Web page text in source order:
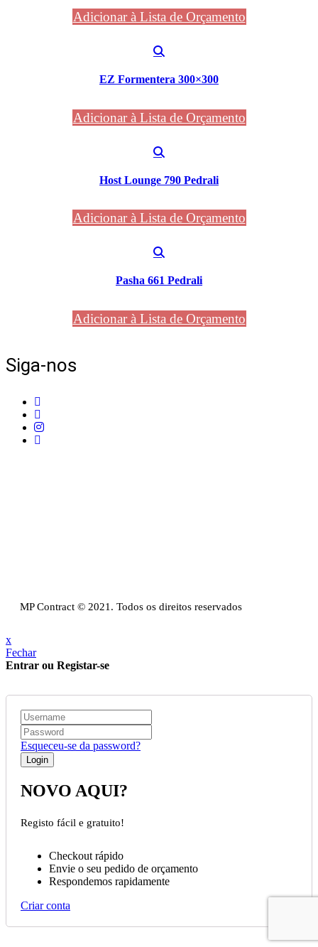
Adicionar à Lista de Orçamento
EZ Formentera 300×300
Adicionar à Lista de Orçamento
Host Lounge 790 Pedrali
Adicionar à Lista de Orçamento
Pasha 661 Pedrali
Adicionar à Lista de Orçamento
Siga-nos
MP Contract © 2021. Todos os direitos reservados
x
Fechar
Entrar ou Registar-se
Esqueceu-se da password?
NOVO AQUI?
Registo fácil e gratuito!
Checkout rápido
Envie o seu pedido de orçamento
Respondemos rapidamente
Criar conta